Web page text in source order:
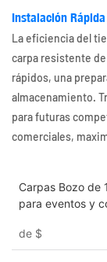
Instalación
La eficiencia del
carpa resistente
rápidos, una
almacenamiento.
para futuras
comerciales,
Carpas Bozo de
para eventos y
de $